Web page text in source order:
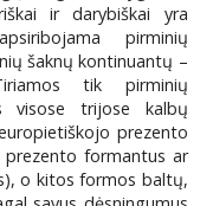
ir darybiškai yra
pirminių
šaknų kontinuantų –
tik pirminių
visose trijose kalbų
prezento
prezento formantus ar
o kitos formos baltų,